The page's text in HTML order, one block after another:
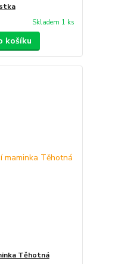
Skladem 1 ks
košíku
Těhotná